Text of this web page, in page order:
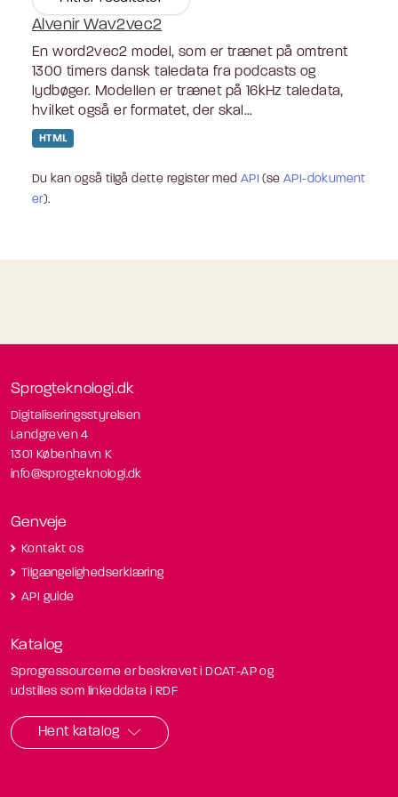
Alvenir Wav2vec2
En word2vec2 model, som er trænet på omtrent
1300 timers dansk taledata fra podcasts og
lydbøger. Modellen er trænet på 16kHz taledata,
hvilket også er formatet, der skal...
HTML
Du kan også tilgå dette register med API (seAPI-dokument
er).
Sprogteknologi.dk
Digitaliseringsstyrelsen
Landgreven 4
1301 København K
info@sprogteknologi.dk
Genveje
Kontakt os
Tilgængelighedserklæring
API guide
Katalog
Sprogressourcerne er beskrevet i DCAT-AP og
udstilles som linkeddata i RDF
Hent katalog